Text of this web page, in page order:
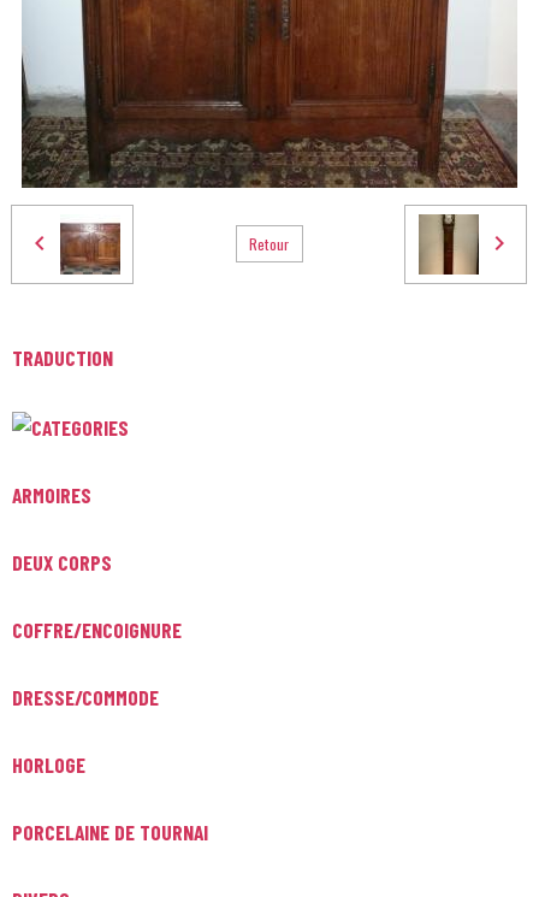
Retour
TRADUCTION
ARMOIRES
DEUX CORPS
COFFRE/ENCOIGNURE
DRESSE/COMMODE
HORLOGE
PORCELAINE DE TOURNAI